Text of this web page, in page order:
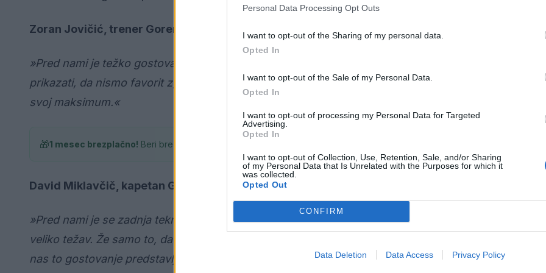
Personal Data Processing Opt Outs
I want to opt-out of the Sharing of my personal data.
Opted In
I want to opt-out of the Sale of my Personal Data.
Opted In
I want to opt-out of processing my Personal Data for Targeted
Advertising.
Opted In
I want to opt-out of Collection, Use, Retention, Sale, and/or Sharing
of my Personal Data that Is Unrelated with the Purposes for which it
was collected.
Opted Out
CONFIRM
Data Deletion Data Access Privacy Policy
Zoran Jovičić, trener Gorenja Velenja:
»Pred nami je težko gostovanje, na katerega se bomo dobro pripravili. Zavedamo se, da moramo na
prikazati, da nismo favorit zgolj na papirju, kar pa bo nedvomno od nas zahtevalo, da na parketu
svoj maksimum.«
🎁1 mesec brezplačno! Beri brez oglasov
David Miklavčič, kapetan Gorenja Velenja:
»Pred nami je se zadnja tekma rednega dela pri nasprotniku, ki je na zadnjih tekmah vsem ekipam
veliko težav. Že samo to, da so izločili Ribnico v pokalnem tekmovanju pomeni, da trenutno igrajo
nas to gostovanje predstavlja še eno težko tekmo, ki pa jo bomo morali odigrati zelo zbrano in